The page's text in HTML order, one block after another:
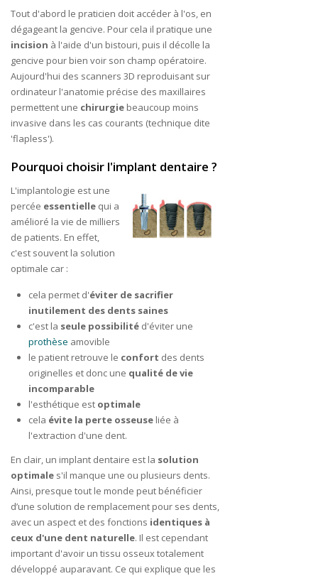
Tout d'abord le praticien doit accéder à l'os, en
dégageant la gencive. Pour cela il pratique une
incision à l'aide d'un bistouri, puis il décolle la
gencive pour bien voir son champ opératoire.
Aujourd'hui des scanners 3D reproduisant sur
ordinateur l'anatomie précise des maxillaires
permettent une chirurgie beaucoup moins
invasive dans les cas courants (technique dite
'flapless').
Pourquoi choisir l'implant dentaire ?
L'implantologie est une
percée essentielle qui a
amélioré la vie de milliers
de patients. En effet,
c'est souvent la solution
optimale car :
cela permet d'éviter de sacrifier
inutilement des dents saines
c'est la seule possibilité d'éviter une
prothèse amovible
le patient retrouve le confort des dents
originelles et donc une qualité de vie
incomparable
l'esthétique est optimale
cela évite la perte osseuse liée à
l'extraction d'une dent.
En clair, un implant dentaire est la solution
optimale s'il manque une ou plusieurs dents.
Ainsi, presque tout le monde peut bénéficier
d’une solution de remplacement pour ses dents,
avec un aspect et des fonctions identiques à
ceux d'une dent naturelle. Il est cependant
important d'avoir un tissu osseux totalement
développé auparavant. Ce qui explique que les